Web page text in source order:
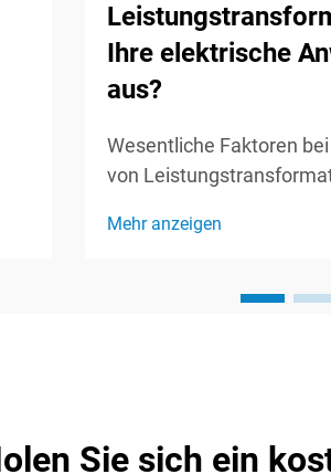
Ihre elektrische
aus?
Wesentliche Faktoren
von
Leistungstransformators
Effizienz, Zuverlässigkeit
Mehr anzeigen
Sie sich ein